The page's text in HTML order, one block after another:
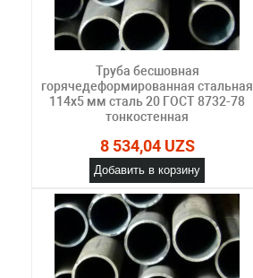
Труба бесшовная
горячедеформированная стальная
114х5 мм сталь 20 ГОСТ 8732-78
тонкостенная
8 534,04 UZS
Добавить в корзину